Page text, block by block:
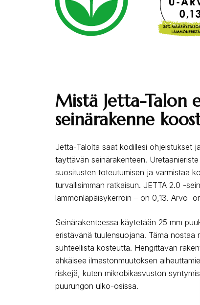
Mistä Jetta-Talon
seinärakenne
Jetta-Talolta saat kodillesi ohjeistukset
täyttävän seinärakenteen.
suositusten toteutumisen ja varmistaa
turvallisimman ratkaisun. JETTA 2.0 -
lämmönläpäisykerroin – on 0,13. Arvo
Seinärakenteessa käytetään 25 mm
eristävänä tuulensuojana. Tämä nostaa
suhteellista kosteutta. Hengittävän
ehkäisee ilmastonmuutoksen
riskejä, kuten mikrobikasvuston
puurungon ulko-osissa.